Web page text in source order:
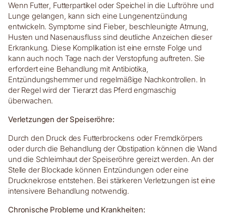
Wenn Futter, Futterpartikel oder Speichel in die Luftröhre und
Lunge gelangen, kann sich eine Lungenentzündung
entwickeln. Symptome sind Fieber, beschleunigte Atmung,
Husten und Nasenausfluss sind deutliche Anzeichen dieser
Erkrankung. Diese Komplikation ist eine ernste Folge und
kann auch noch Tage nach der Verstopfung auftreten. Sie
erfordert eine Behandlung mit Antibiotika,
Entzündungshemmer und regelmäßige Nachkontrollen. In
der Regel wird der Tierarzt das Pferd engmaschig
überwachen.
Verletzungen der Speiseröhre:
Durch den Druck des Futterbrockens oder Fremdkörpers
oder durch die Behandlung der Obstipation können die Wand
und die Schleimhaut der Speiseröhre gereizt werden. An der
Stelle der Blockade können Entzündungen oder eine
Drucknekrose entstehen. Bei stärkeren Verletzungen ist eine
intensivere Behandlung notwendig.
Chronische Probleme und Krankheiten: